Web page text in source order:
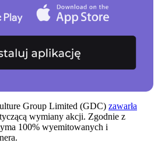
Group Limited (GDC) zawarła
wymiany akcji. Zgodnie z
100% wyemitowanych i